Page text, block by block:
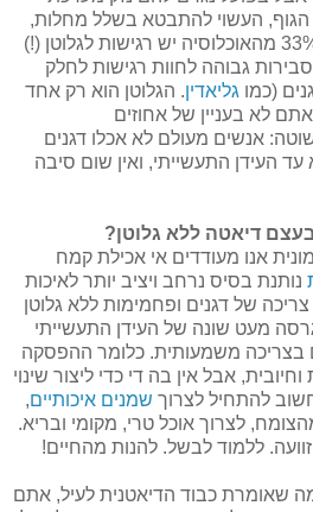
העשוי להתבטא בשלל מחלות,
שלא נדע. ההערכות הן של33% מהאוכלוסיה יש רגישות לגלוטן (!)
גבוהה לחוות רגישות לחלק
(כמו גליאדין. הגלוטן הוא רק אחד
לא בעניין של אחוזים
אנשים מעולם לא אכלו דגנים
העידן התעשייתי, ואין שום סיבה
דיאטה ללא גלוטן?
אנו מעודדים אי אכילת קמח
נותנת בסיס נרחב ויציב יותר לאיכות
צריכה של דגנים ופחמימות ללא גלוטן
מעט שונה של העידן התעשייתי
משמעותית. כלומר ההפסקה
אבל אין בה די כדי ליצור שינוי
להתחיל לצרוך שמנים איכותיים,
לצרוך אוכל טרי, מקומי ובריא.
ללמוד לבשל. להנות מהחיים!
שאומרת כבוד הדיאטנית לעיל, אתם